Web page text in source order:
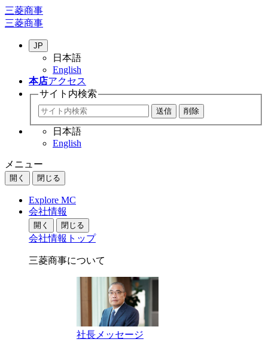
三菱商事
三菱商事
JP
日本語
English
本店アクセス
サイト内検索
日本語
English
メニュー
開く 閉じる
Explore MC
会社情報
開く 閉じる
会社情報トップ
三菱商事について
社長メッセージ